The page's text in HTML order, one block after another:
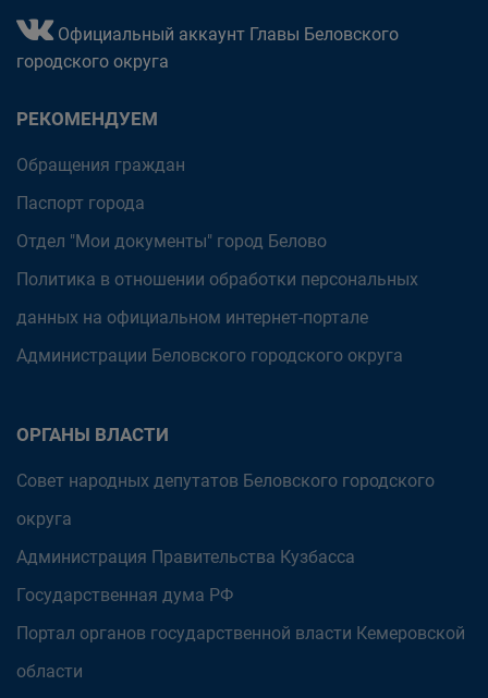
Официальный аккаунт Главы Беловского
городского округа
РЕКОМЕНДУЕМ
Обращения граждан
Паспорт города
Отдел "Мои документы" город Белово
Политика в отношении обработки персональных
данных на официальном интернет-портале
Администрации Беловского городского округа
ОРГАНЫ ВЛАСТИ
Совет народных депутатов Беловского городского
округа
Администрация Правительства Кузбасса
Государственная дума РФ
Портал органов государственной власти Кемеровской
области